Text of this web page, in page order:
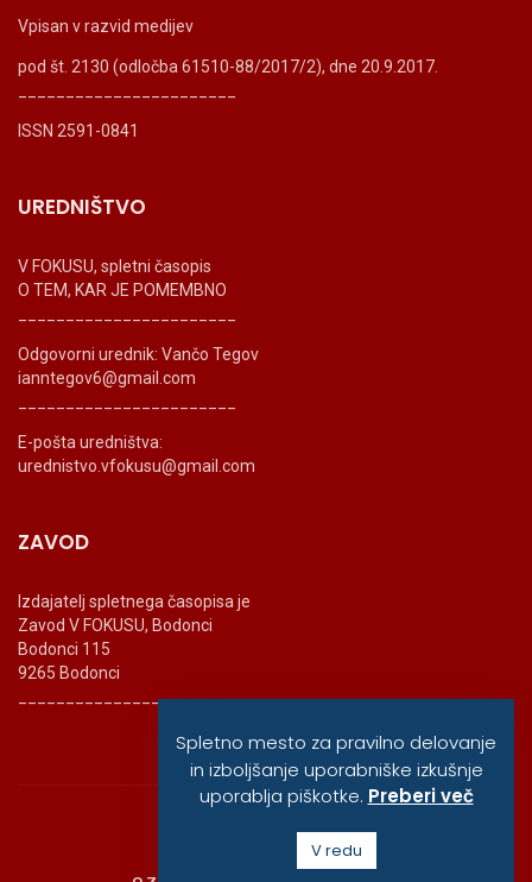
Vpisan v razvid medijev
pod št. 2130 (odločba 61510-88/2017/2), dne 20.9.2017.
ISSN 2591-0841
UREDNIŠTVO
V FOKUSU, spletni časopis
O TEM, KAR JE POMEMBNO
Odgovorni urednik: Vančo Tegov
ianntegov6@gmail.com
E-pošta uredništva:
urednistvo.vfokusu@gmail.com
ZAVOD
Izdajatelj spletnega časopisa je
Zavod V FOKUSU, Bodonci
Bodonci 115
9265 Bodonci
_______________________
© vfokusu, 2020
Spletno mesto za pravilno delovanje
in izboljšanje uporabniške izkušnje
uporablja piškotke. Preberi več
V redu